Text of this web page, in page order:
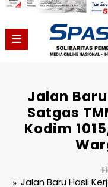
Jalan
Satgas
Kodim
Jalan Baru Hasil